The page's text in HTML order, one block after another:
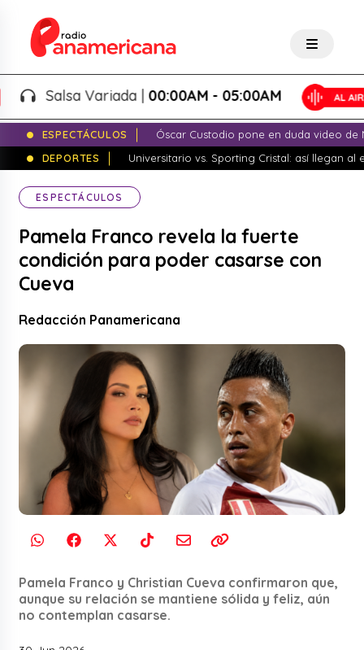
Salsa Variada |00:00AM - 05:00AM
ESPECTÁCULOS
Óscar Custodio pone en duda video de
DEPORTES
Universitario vs. Sporting Cristal: así llegan al
ESPECTÁCULOS
Pamela Franco revela la fuerte
condición para poder casarse con
Cueva
Redacción Panamericana
Pamela Franco y Christian Cueva confirmaron que,
aunque su relación se mantiene sólida y feliz, aún
no contemplan casarse.